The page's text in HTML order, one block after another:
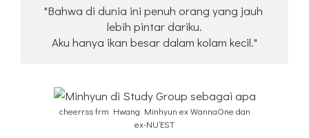
"Bahwa di dunia ini penuh orang yang jauh
lebih pintar dariku.
Aku hanya ikan besar dalam kolam kecil."
cheerrss frm Hwang Minhyun ex WannaOne dan
ex-NU’EST